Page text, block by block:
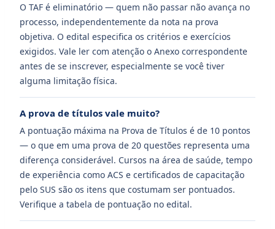
O TAF é eliminatório — quem não passar não avança no
processo, independentemente da nota na prova
objetiva. O edital especifica os critérios e exercícios
exigidos. Vale ler com atenção o Anexo correspondente
antes de se inscrever, especialmente se você tiver
alguma limitação física.
A prova de títulos vale muito?
A pontuação máxima na Prova de Títulos é de 10 pontos
— o que em uma prova de 20 questões representa uma
diferença considerável. Cursos na área de saúde, tempo
de experiência como ACS e certificados de capacitação
pelo SUS são os itens que costumam ser pontuados.
Verifique a tabela de pontuação no edital.